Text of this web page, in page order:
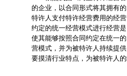
的企业，以合同形式将其拥有
特许人支付特许经营费用的经
约定的统一经营模式进行经营
使其能够按照合同约定在统一
营模式，并为被特许人持续提
要摸清行业特点，为被特许人的